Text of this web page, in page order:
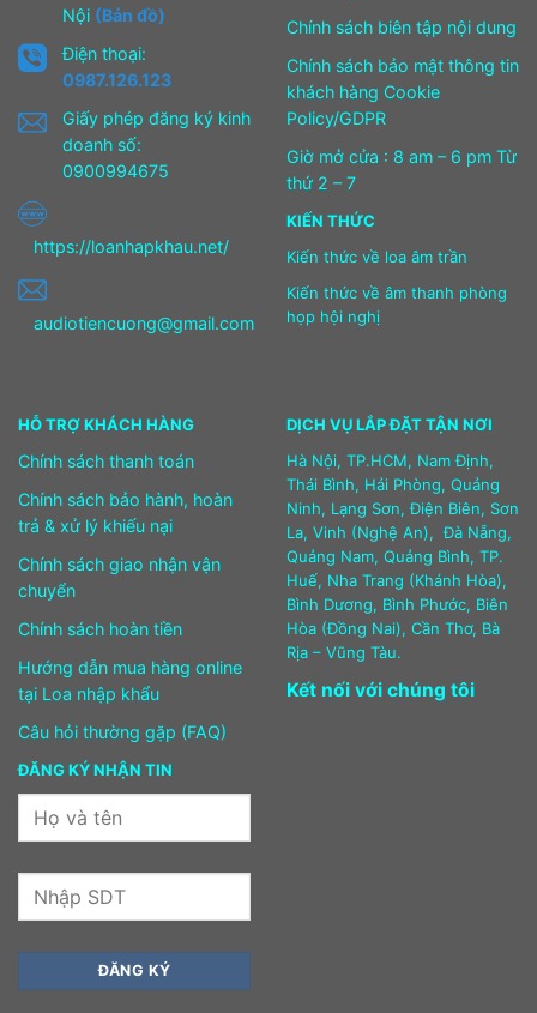
Nội (Bản đồ)
Điện thoại:
0987.126.123
Giấy phép đăng ký kinh
doanh số:
0900994675
https://loanhapkhau.net/
audiotiencuong@gmail.com
Chính sách biên tập nội dung
Chính sách bảo mật thông tin
khách hàng Cookie
Policy/GDPR
Giờ mở cửa : 8 am – 6 pm Từ
thứ 2 – 7
KIẾN THỨC
Kiến thức về loa âm trần
Kiến thức về âm thanh phòng
họp hội nghị
HỖ TRỢ KHÁCH HÀNG
Chính sách thanh toán
Chính sách bảo hành, hoàn
trả & xử lý khiếu nại
Chính sách giao nhận vận
chuyển
Chính sách hoàn tiền
Hướng dẫn mua hàng online
tại Loa nhập khẩu
Câu hỏi thường gặp (FAQ)
ĐĂNG KÝ NHẬN TIN
DỊCH VỤ LẮP ĐẶT TẬN NƠI
Hà Nội, TP.HCM, Nam Định,
Thái Bình, Hải Phòng, Quảng
Ninh, Lạng Sơn, Điện Biên, Sơn
La, Vinh (Nghệ An), Đà Nẵng,
Quảng Nam, Quảng Bình, TP.
Huế, Nha Trang (Khánh Hòa),
Bình Dương, Bình Phước, Biên
Hòa (Đồng Nai), Cần Thơ, Bà
Rịa – Vũng Tàu.
Kết nối với chúng tôi